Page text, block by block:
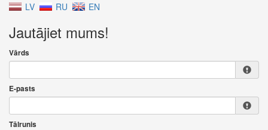
LV RU EN
Jautājiet mums!
Vārds
E-pasts
Tālrunis